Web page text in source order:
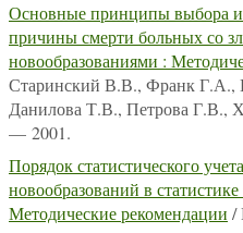
Основные принципы выбора и
причины смерти больных со
новообразованиями :
Старинский В.В., Франк Г.А.,
Данилова Т.В., Петрова Г.В.,
— 2001.
Порядок статистического
новообразований в
Методические рекомендации /